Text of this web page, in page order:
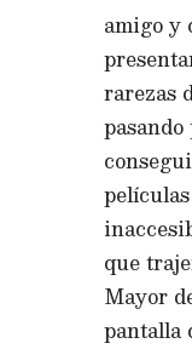
amigo y
rarezas
que
Mayor
pantalla